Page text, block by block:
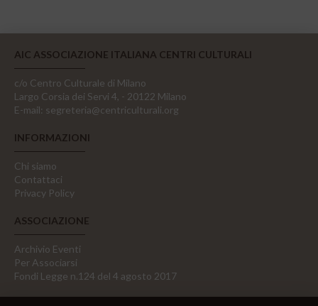
AIC ASSOCIAZIONE ITALIANA CENTRI CULTURALI
c/o Centro Culturale di Milano
Largo Corsia dei Servi 4, - 20122 Milano
E-mail: segreteria@centriculturali.org
INFORMAZIONI
Chi siamo
Contattaci
Privacy Policy
ASSOCIAZIONE
Archivio Eventi
Per Associarsi
Fondi Legge n.124 del 4 agosto 2017